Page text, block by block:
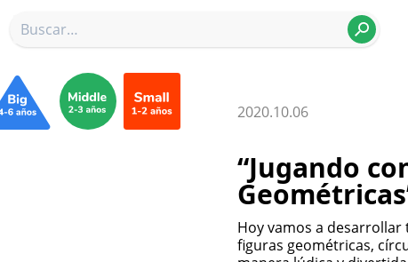
2020.10.06
“Jugando
Hoy vamos a
figuras geométricas,